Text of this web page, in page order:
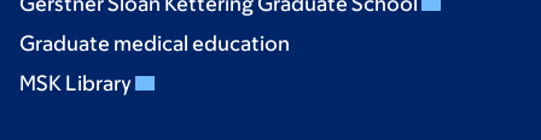
Graduate medical education
MSK Library